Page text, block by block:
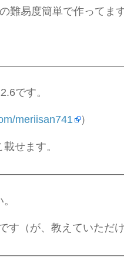
難易度簡単で作ってます
です。
meriisan741 ）
せます。
（が、教えていただ